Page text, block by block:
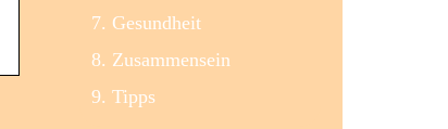
Gesundheit
Zusammensein
Tipps